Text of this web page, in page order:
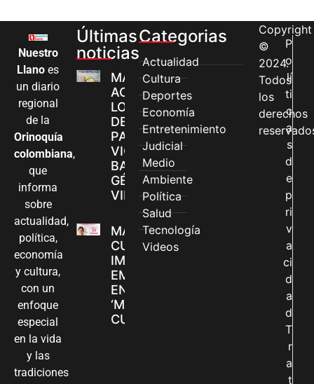
Nuestro
Llano es
un diario
regional
de la
Orinoquía
colombiana,
que
informa
sobre
actualidad,
política,
economía
y cultura,
con un
enfoque
especial
en la vida
y las
tradiciones
Últimas
noticias
MÁS MUJERES
ACCEDEN A
LOS CANALES
DE ATENCIÓN
PARA
VIOLENCIAS
BASADAS EN
GÉNERO EN
VILLAVICENCIO
MADRES
CUIDADORAS
IMPULSAN SUS
EMPRENDIMIENTOS
EN LA FERIA
‘MANOS QUE
CUIDAN Y CREAN’
Categorias
Actualidad
Cultura
Deportes
Economía
Entretenimiento
Judicial
Medio
Ambiente
Política
Salud
Tecnología
Videos
Copyright
©
2024.
Todos
los
derechos
P
o
lí
ti
c
a
s
d
e
p
ri
v
a
ci
d
a
d
T
r
a
t